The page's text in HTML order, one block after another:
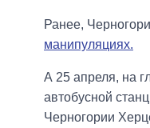
Ранее,
манипуляциях.
А 25 апреля, на
автобусной
Черногории